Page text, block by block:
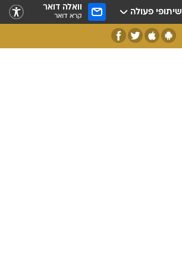
שיתופי פעולה וואלה דואר
קרא דואר